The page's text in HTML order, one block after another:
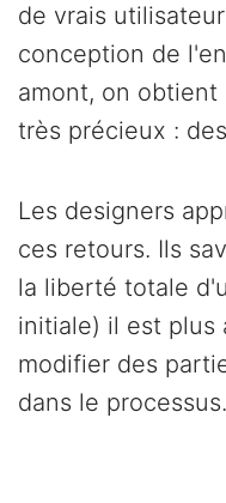
de vrais
conception de
amont, on
très précieux :
Les designers
ces retours. Ils
la liberté totale
initiale) il est plus
modifier des
dans le processus.